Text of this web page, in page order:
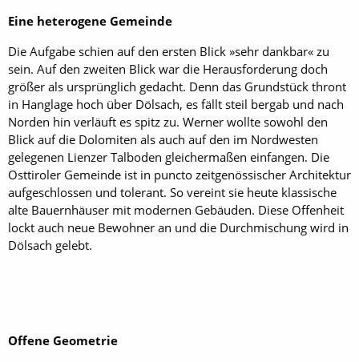
Eine heterogene Gemeinde
Die Aufgabe schien auf den ersten Blick »sehr dankbar« zu
sein. Auf den zweiten Blick war die Herausforderung doch
größer als ursprünglich gedacht. Denn das Grundstück thront
in Hanglage hoch über Dölsach, es fällt steil bergab und nach
Norden hin verläuft es spitz zu. Werner wollte sowohl den
Blick auf die Dolomiten als auch auf den im Nordwesten
gelegenen Lienzer Talboden gleichermaßen einfangen. Die
Osttiroler Gemeinde ist in puncto zeitgenössischer Architektur
aufgeschlossen und tolerant. So vereint sie heute klassische
alte Bauernhäuser mit modernen Gebäuden. Diese Offenheit
lockt auch neue Bewohner an und die Durchmischung wird in
Dölsach gelebt.
Offene Geometrie